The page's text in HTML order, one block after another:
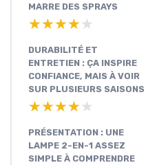
MARRE DES SPRAYS
★★★★★
★★★★★
DURABILITÉ ET
ENTRETIEN : ÇA INSPIRE
CONFIANCE, MAIS À VOIR
SUR PLUSIEURS SAISONS
★★★★★
★★★★★
PRÉSENTATION : UNE
LAMPE 2-EN-1 ASSEZ
SIMPLE À COMPRENDRE